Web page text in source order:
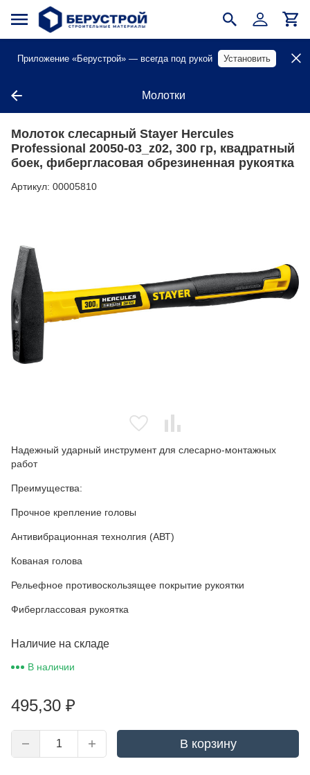
Приложение «Берустрой» — всегда под рукой Установить
Молотки
Молоток слесарный Stayer Hercules
Professional 20050-03_z02, 300 гр, квадратный
боек, фибергласовая обрезиненная рукоятка
Артикул: 00005810
Надежный ударный инструмент для слесарно-монтажных
работ
Преимущества:
Прочное крепление головы
Антивибрационная технолгия (АВТ)
Кованая голова
Рельефное противоскользящее покрытие рукоятки
Фиберглассовая рукоятка
Наличие на складе
В наличии
495,30 ₽
В корзину